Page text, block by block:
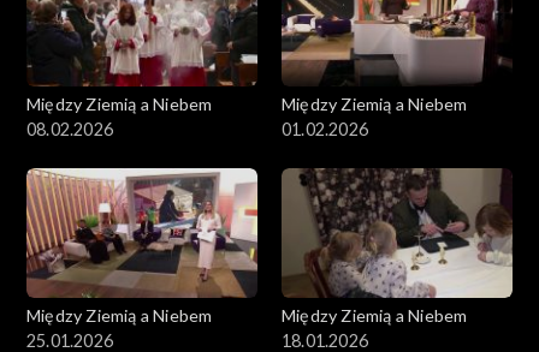
Między Ziemią a Niebem
08.02.2026
Między Ziemią a Niebem
01.02.2026
Między Ziemią a Niebem
25.01.2026
Między Ziemią a Niebem
18.01.2026